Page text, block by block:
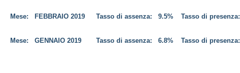
Mese: FEBBRAIO 2019 Tasso di assenza: 9.5% Tasso di presenza:
Mese: GENNAIO 2019 Tasso di assenza: 6.8% Tasso di presenza: